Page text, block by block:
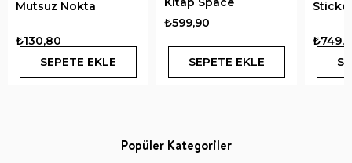
Mutsuz Nokta
₺130,80
SEPETE EKLE
₺599,90
SEPETE EKLE
Popüler Kategoriler